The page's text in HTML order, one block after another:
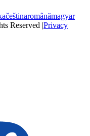
češtinaromânămagyar
Reserved |Privacy